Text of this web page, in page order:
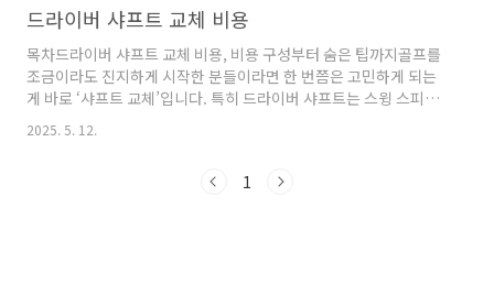
드라이버 샤프트 교체 비용
목차드라이버 샤프트 교체 비용, 비용 구성부터 숨은 팁까지골프를
조금이라도 진지하게 시작한 분들이라면 한 번쯤은 고민하게 되는
게 바로 ‘샤프트 교체’입니다. 특히 드라이버 샤프트는 스윙 스피드,
탄도, 스핀량에 따라 타구질이 크게 달라지기 때문에 본인에게 맞는
스펙으로 교체하는 것이 퍼포먼스를 높이는 데 중요합니다. 하지만
이 많습니다. 이번 글에서는 드라이버 샤프트 교체 시 실제로 드는
2025. 5. 12.
1